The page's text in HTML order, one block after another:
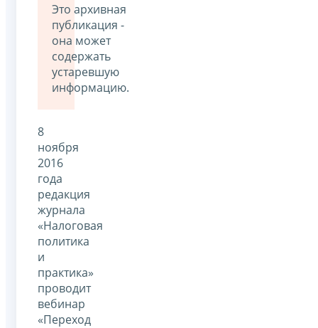
Это архивная
публикация -
она может
содержать
устаревшую
информацию.
8
ноября
2016
года
редакция
журнала
«Налоговая
политика
и
практика»
проводит
вебинар
«Переход